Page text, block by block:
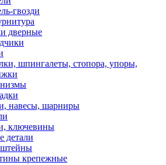
гвозди
дверные
шпингалеты, стопора, упоры,
навесы, шарниры
ключевины
детали
крепежные